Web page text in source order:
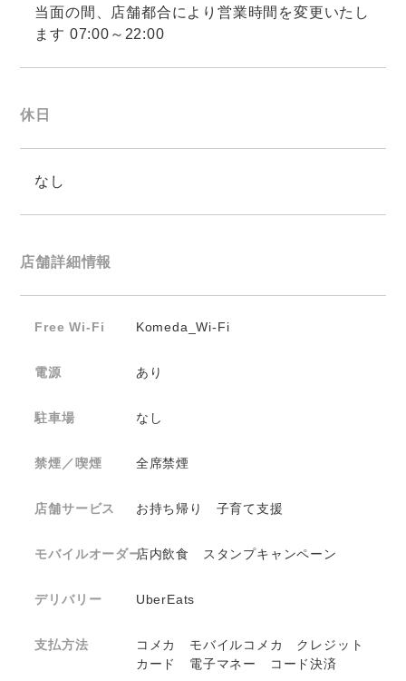
当面の間、店舗都合により営業時間を変更いたし
ます 07:00～22:00
休日
なし
店舗詳細情報
Free Wi-Fi Komeda_Wi-Fi
電源 あり
駐車場 なし
禁煙／喫煙 全席禁煙
店舗サービス お持ち帰り 子育て支援
モバイルオーダー店内飲食 スタンプキャンペーン
デリバリー UberEats
支払方法
コメカ モバイルコメカ クレジット
カード 電子マネー コード決済